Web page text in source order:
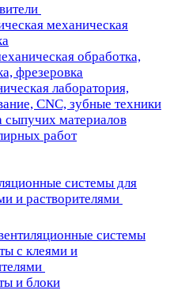
механическая
обработка,
фрезеровка
лаборатория,
CNC, зубные техники
сыпучих материалов
работ
системы для
и растворителями
системы
с клеями и
и блоки